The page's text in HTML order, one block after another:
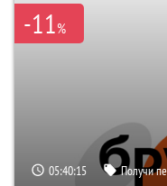
-11%
05:40:14 Получи